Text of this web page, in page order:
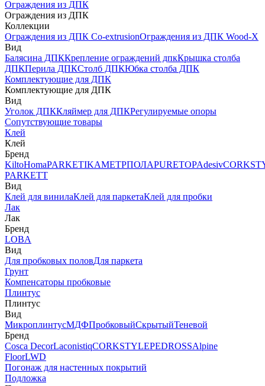
Ограждения из ДПК
Ограждения из ДПК
Коллекции
Ограждения из ДПК Co-extrusionОграждения из ДПК Wood-X
Вид
Балясина ДПККрепление ограждений дпкКрышка столба
ДПКПерила ДПКСтолб ДПКЮбка столба ДПК
Комплектующие для ДПК
Комплектующие для ДПК
Вид
Уголок ДПККляймер для ДПКРегулируемые опоры
Сопутствующие товары
Клей
Клей
Бренд
KiltoHomaPARKETIKAМЕТРПОЛАPURETOPAdesiv
PARKETT
Вид
Клей для винилаКлей для паркетаКлей для пробки
Лак
Лак
Бренд
LOBA
Вид
Для пробковых половДля паркета
Грунт
Компенсаторы пробковые
Плинтус
Плинтус
Вид
МикроплинтусМДФПробковыйСкрытыйТеневой
Бренд
Cosca DecorLaconistiqCORKSTYLEPEDROSSAlpine
FloorLWD
Погонаж для настенных покрытий
Подложка